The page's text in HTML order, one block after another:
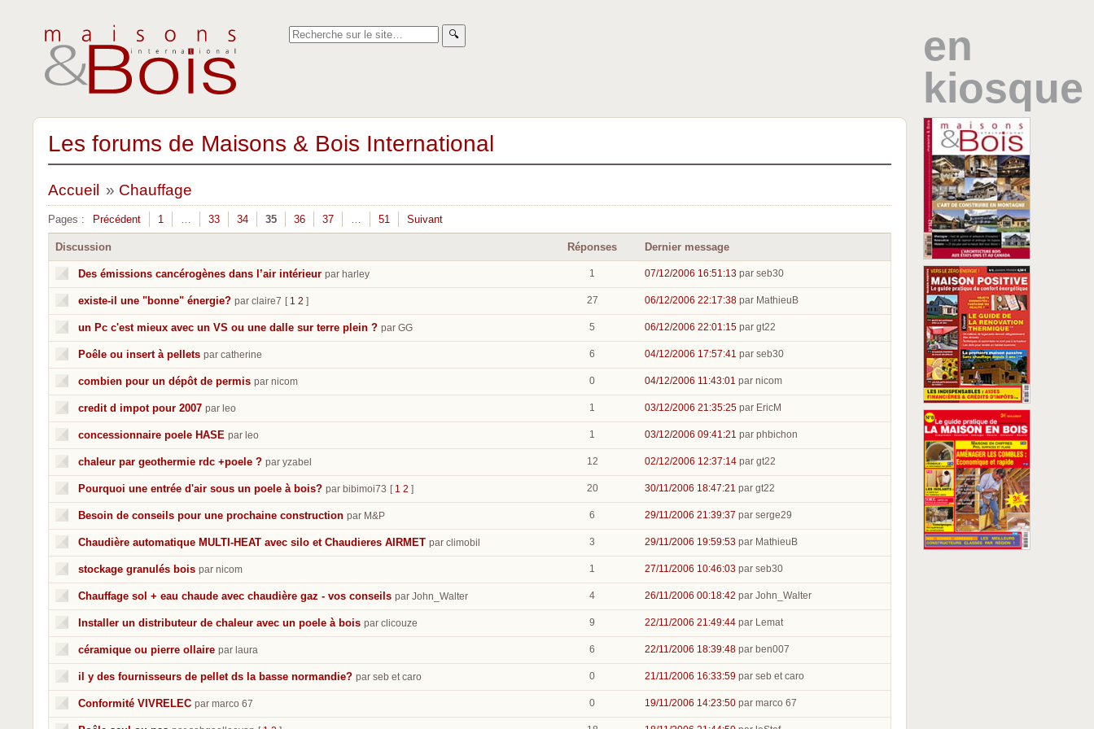
🔍︎
en
kiosque
Les forums de Maisons & Bois International
Accueil » Chauffage
Pages : Précédent 1 … 33 34 35 36 37 … 51 Suivant
Discussion Réponses Dernier message
Des émissions cancérogènes dans l’air intérieur par harley 1 07/12/2006 16:51:13 par seb30
existe-il une "bonne" énergie? par claire7 [ 1 2 ] 27 06/12/2006 22:17:38 par MathieuB
un Pc c'est mieux avec un VS ou une dalle sur terre plein ? par GG 5 06/12/2006 22:01:15 par gt22
Poêle ou insert à pellets par catherine 6 04/12/2006 17:57:41 par seb30
combien pour un dépôt de permis par nicom 0 04/12/2006 11:43:01 par nicom
credit d impot pour 2007 par leo 1 03/12/2006 21:35:25 par EricM
concessionnaire poele HASE par leo 1 03/12/2006 09:41:21 par phbichon
chaleur par geothermie rdc +poele ? par yzabel 12 02/12/2006 12:37:14 par gt22
Pourquoi une entrée d'air sous un poele à bois? par bibimoi73 [ 1 2 ] 20 30/11/2006 18:47:21 par gt22
Besoin de conseils pour une prochaine construction par M&P 6 29/11/2006 21:39:37 par serge29
Chaudière automatique MULTI-HEAT avec silo et Chaudieres AIRMET par climobil 3 29/11/2006 19:59:53 par MathieuB
stockage granulés bois par nicom 1 27/11/2006 10:46:03 par seb30
Chauffage sol + eau chaude avec chaudière gaz - vos conseils par John_Walter 4 26/11/2006 00:18:42 par John_Walter
Installer un distributeur de chaleur avec un poele à bois par clicouze 9 22/11/2006 21:49:44 par Lemat
céramique ou pierre ollaire par laura 6 22/11/2006 18:39:48 par ben007
il y des fournisseurs de pellet ds la basse normandie? par seb et caro 0 21/11/2006 16:33:59 par seb et caro
Conformité VIVRELEC par marco 67 0 19/11/2006 14:23:50 par marco 67